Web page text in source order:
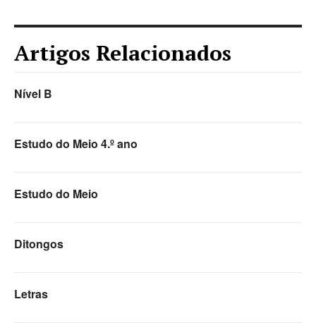
Artigos Relacionados
Nível B
Estudo do Meio 4.º ano
Estudo do Meio
Ditongos
Letras